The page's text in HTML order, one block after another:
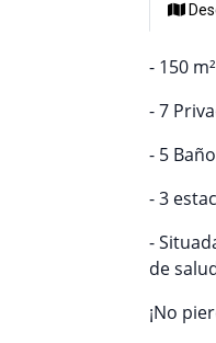
- 150 m²
- 7
- 5
- 3
-
de
¡No